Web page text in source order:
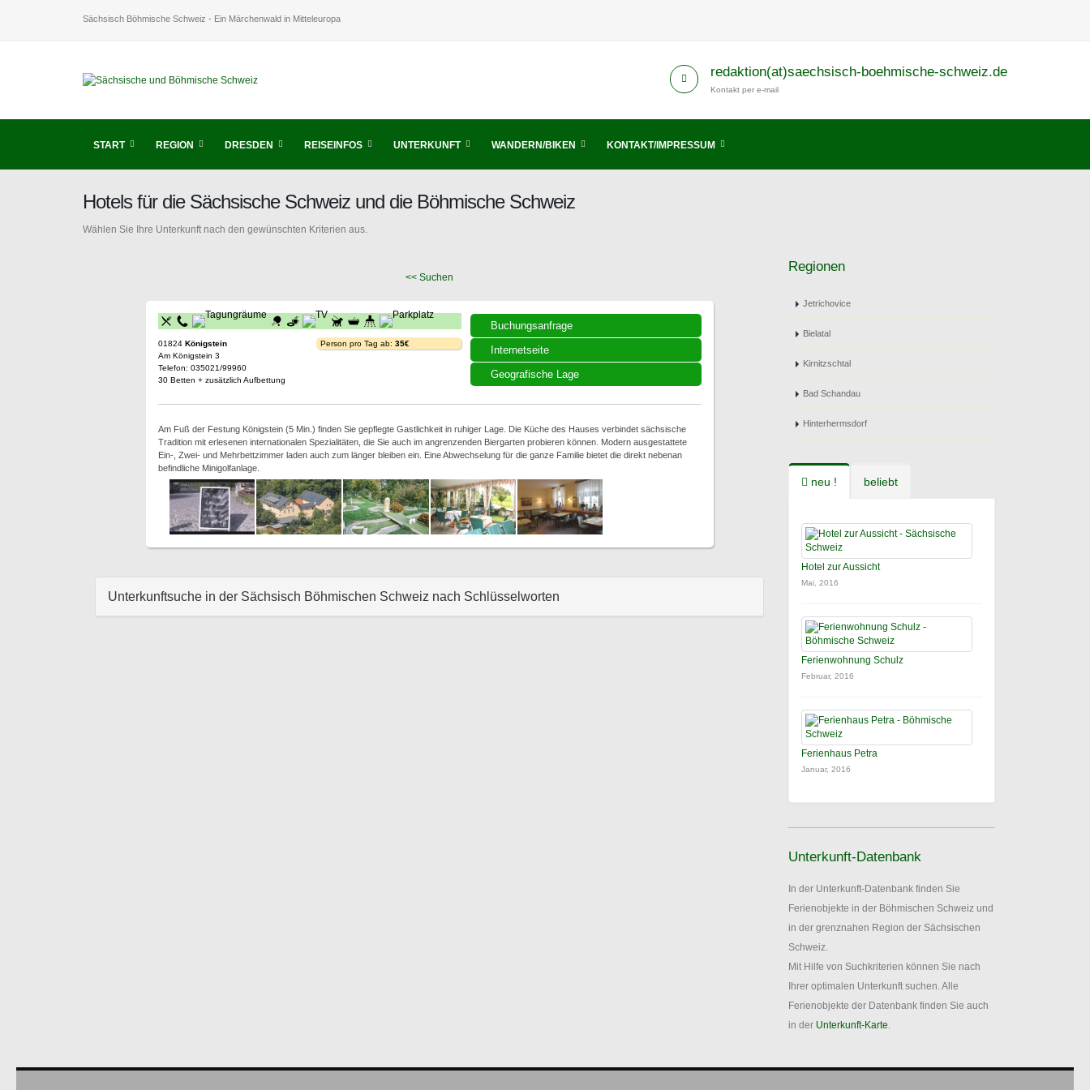
Sächsisch Böhmische Schweiz - Ein Märchenwald in Mitteleuropa
redaktion(at)saechsisch-boehmische-schweiz.de
Kontakt per e-mail
START REGION DRESDEN REISEINFOS UNTERKUNFT WANDERN/BIKEN KONTAKT/IMPRESSUM
Hotels für die Sächsische Schweiz und die Böhmische Schweiz
Wählen Sie Ihre Unterkunft nach den gewünschten Kriterien aus.
<< Suchen
Buchungsanfrage
Internetseite
Geografische Lage
01824 Königstein
Am Königstein 3
Telefon: 035021/99960
30 Betten + zusätzlich Aufbettung
Person pro Tag ab: 35€
Am Fuß der Festung Königstein (5 Min.) finden Sie gepflegte Gastlichkeit in ruhiger Lage. Die Küche des Hauses verbindet sächsische
Tradition mit erlesenen internationalen Spezialitäten, die Sie auch im angrenzenden Biergarten probieren können. Modern ausgestattete
Ein-, Zwei- und Mehrbettzimmer laden auch zum länger bleiben ein. Eine Abwechselung für die ganze Familie bietet die direkt nebenan
befindliche Minigolfanlage.
Unterkunftsuche in der Sächsisch Böhmischen Schweiz nach Schlüsselworten
Regionen
Jetrichovice
Bielatal
Kirnitzschtal
Bad Schandau
Hinterhermsdorf
neu ! beliebt
Hotel zur Aussicht
Mai, 2016
Ferienwohnung Schulz
Februar, 2016
Ferienhaus Petra
Januar, 2016
Unterkunft-Datenbank
In der Unterkunft-Datenbank finden Sie
Ferienobjekte in der Böhmischen Schweiz und
in der grenznahen Region der Sächsischen
Schweiz.
Mit Hilfe von Suchkriterien können Sie nach
Ihrer optimalen Unterkunft suchen. Alle
Ferienobjekte der Datenbank finden Sie auch
in der Unterkunft-Karte.